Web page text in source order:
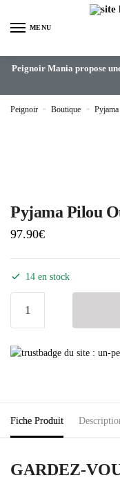
MENU
Peignoir Mania propose
Peignoir » Boutique » Pyjama
Pyjama Pilou
97.90€
14 en stock
Fiche Produit
GARDEZ-